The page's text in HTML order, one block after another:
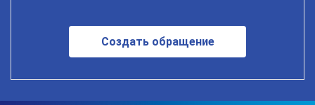
Создать обращение